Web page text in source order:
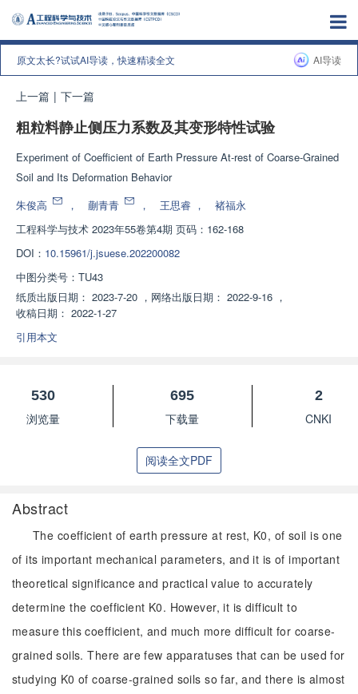
原文太长?试试AI导读，快速精读全文 AI导读
上一篇 | 下一篇
粗粒料静止侧压力系数及其变形特性试验
Experiment of Coefficient of Earth Pressure At-rest of Coarse-Grained
Soil and Its Deformation Behavior
朱俊高
， 蒯青青 ， 王思睿 ，
褚福永
工程科学与技术 2023年55卷第4期 页码：162-168
DOI： 10.15961/j.jsuese.202200082
中图分类号： TU43
纸质出版日期： 2023-7-20 ， 网络出版日期： 2022-9-16 ，
收稿日期： 2022-1-27
引用本文
530
浏览量
695
下载量
2
CNKI
阅读全文PDF
Abstract
The coefficient of earth pressure at rest, K0, of soil is one
of its important mechanical parameters, and it is of important
theoretical significance and practical value to accurately
determine the coefficient K0. However, it is difficult to
measure this coefficient, and much more difficult for coarse-
grained soils. There are few apparatuses that can be used for
studying K0 of coarse-grained soils so far, and there is almost